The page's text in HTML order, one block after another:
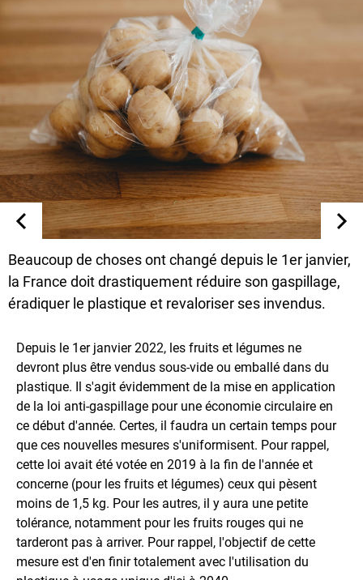
Beaucoup de choses ont changé depuis le 1er janvier,
la France doit drastiquement réduire son gaspillage,
éradiquer le plastique et revaloriser ses invendus.
Depuis le 1er janvier 2022, les fruits et légumes ne
devront plus être vendus sous-vide ou emballé dans du
plastique. Il s'agit évidemment de la mise en application
de la loi anti-gaspillage pour une économie circulaire en
ce début d'année. Certes, il faudra un certain temps pour
que ces nouvelles mesures s'uniformisent. Pour rappel,
cette loi avait été votée en 2019 à la fin de l'année et
concerne (pour les fruits et légumes) ceux qui pèsent
moins de 1,5 kg. Pour les autres, il y aura une petite
tolérance, notamment pour les fruits rouges qui ne
tarderont pas à arriver. Pour rappel, l'objectif de cette
mesure est d'en finir totalement avec l'utilisation du